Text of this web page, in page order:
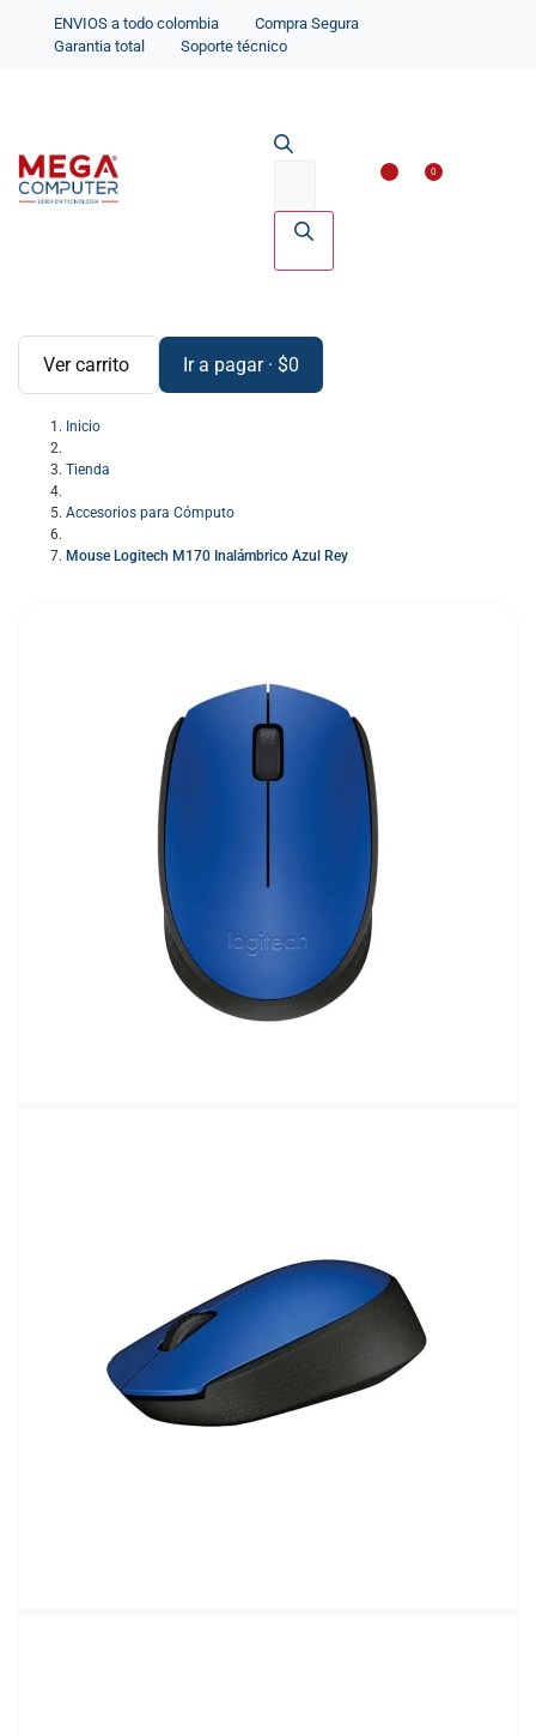
ENVIOS a todo colombia
Compra Segura
Garantia total
Soporte técnico
0
Ver carrito Ir a pagar · $0
Inicio
Tienda
Accesorios para Cómputo
Mouse Logitech M170 Inalámbrico Azul Rey